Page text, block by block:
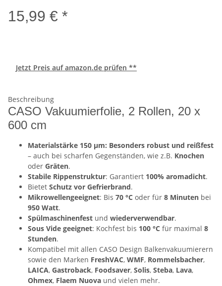
15,99 € *
Jetzt Preis auf amazon.de prüfen **
Beschreibung
CASO Vakuumierfolie, 2 Rollen, 20 x
600 cm
Materialstärke 150 µm: Besonders robust und reißfest
– auch bei scharfen Gegenständen, wie z.B. Knochen
oder Gräten.
Stabile Rippenstruktur: Garantiert 100% aromadicht.
Bietet Schutz vor Gefrierbrand.
Mikrowellengeeignet: Bis 70 °C oder für 8 Minuten bei
950 Watt.
Spülmaschinenfest und wiederverwendbar.
Sous Vide geeignet: Kochfest bis 100 °C für maximal 8
Stunden.
Kompatibel mit allen CASO Design Balkenvakuumierern
sowie den Marken FreshVAC, WMF, Rommelsbacher,
LAICA, Gastroback, Foodsaver, Solis, Steba, Lava,
Ohmex, Flaem Nuova und vielen mehr.